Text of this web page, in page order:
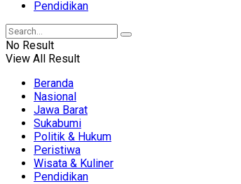
Pendidikan
No Result
View All Result
Beranda
Nasional
Jawa Barat
Sukabumi
Politik & Hukum
Peristiwa
Wisata & Kuliner
Pendidikan